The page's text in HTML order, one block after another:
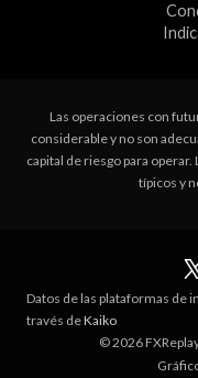
Las operaciones con
considerable y no son
capital de riesgo para
típicos y
Datos de las plataformas de
través deKaiko
© 2026